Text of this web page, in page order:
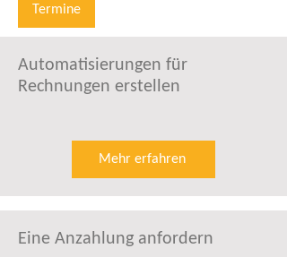
Termine
Automatisierungen für
Rechnungen erstellen
Mehr erfahren
Eine Anzahlung anfordern